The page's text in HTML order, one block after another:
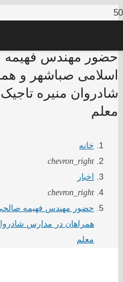
حضور مهندس
اسلامی صباشهر و
شادروان منیره
معلم
خانه
chevron_right
اخبار
chevron_right
حضور مهندس فهیمه
همراهان در مدارس
معلم